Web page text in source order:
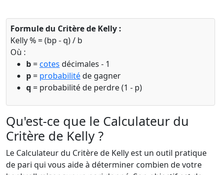
Formule du Critère de Kelly :
Kelly % = (bp - q) / b
Où :
b=cotes décimales - 1
p= probabilitéde gagner
q = probabilité de perdre (1 - p)
Qu'est-ce que le Calculateur du
Critère de Kelly ?
Le Calculateur du Critère de Kelly est un outil pratique
de pari qui vous aide à déterminer combien de votre